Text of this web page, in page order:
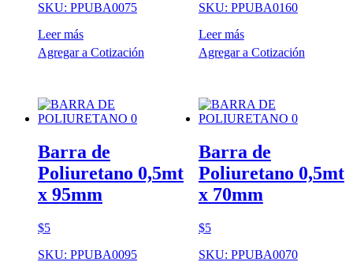
SKU: PPUBA0075
Leer más
Agregar a Cotización
SKU: PPUBA0160
Leer más
Agregar a Cotización
Barra de
Poliuretano 0,5mt
x 95mm
$5
SKU: PPUBA0095
Barra de
Poliuretano 0,5mt
x 70mm
$5
SKU: PPUBA0070